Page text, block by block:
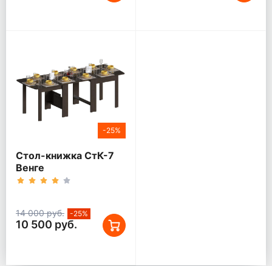
-25%
Стол-книжка СтК-7
Венге
14 000 руб. -25%
10 500 руб.